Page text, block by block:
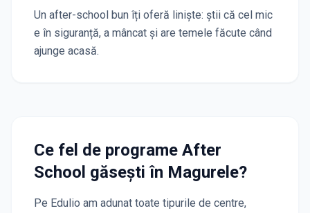
Un after-school bun îți oferă liniște: știi că cel mic
e în siguranță, a mâncat și are temele făcute când
ajunge acasă.
Ce fel de programe After
School găsești în Magurele?
Pe Edulio am adunat toate tipurile de centre,